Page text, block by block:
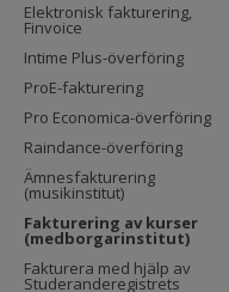
Elektronisk fakturering,
Finvoice
Intime Plus-överföring
ProE-fakturering
Pro Economica-överföring
Raindance-överföring
Ämnesfakturering
(musikinstitut)
Fakturering av kurser
(medborgarinstitut)
Fakturera med hjälp av
Studeranderegistrets